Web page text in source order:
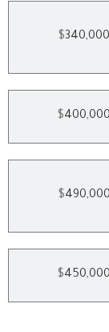
340,000
$
400,000
$
490,000
$
450,000
$